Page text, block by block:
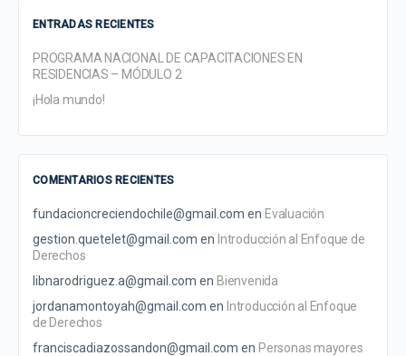
ENTRADAS RECIENTES
PROGRAMA NACIONAL DE CAPACITACIONES EN
RESIDENCIAS – MÓDULO 2
¡Hola mundo!
COMENTARIOS RECIENTES
fundacioncreciendochile@gmail.com en Evaluación
gestion.quetelet@gmail.com en Introducción al Enfoque de
Derechos
libnarodriguez.a@gmail.com en Bienvenida
jordanamontoyah@gmail.com en Introducción al Enfoque
de Derechos
franciscadiazossandon@gmail.com en Personas mayores